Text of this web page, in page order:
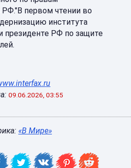
первом чтении во
института
президенте РФ по защите
09.06.2026, 03:55
«В Мире»